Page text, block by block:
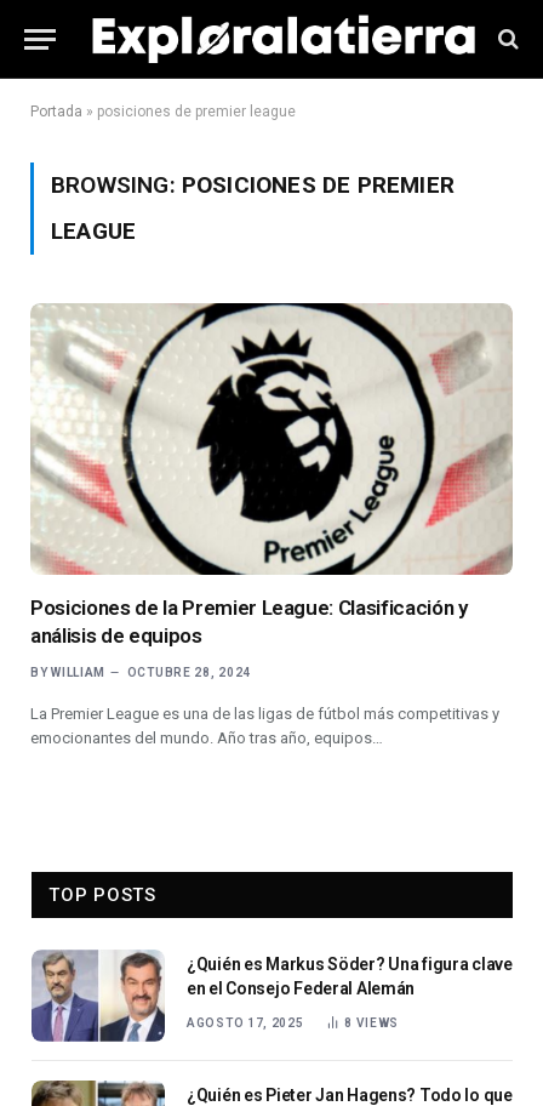
Portada » posiciones de premier league
BROWSING: POSICIONES DE PREMIER
LEAGUE
Posiciones de la Premier League: Clasificación y
análisis de equipos
BY WILLIAM OCTUBRE 28, 2024
La Premier League es una de las ligas de fútbol más competitivas y
emocionantes del mundo. Año tras año, equipos…
TOP POSTS
¿Quién es Markus Söder? Una figura clave
en el Consejo Federal Alemán
AGOSTO 17, 2025 8 VIEWS
¿Quién es Pieter Jan Hagens? Todo lo que